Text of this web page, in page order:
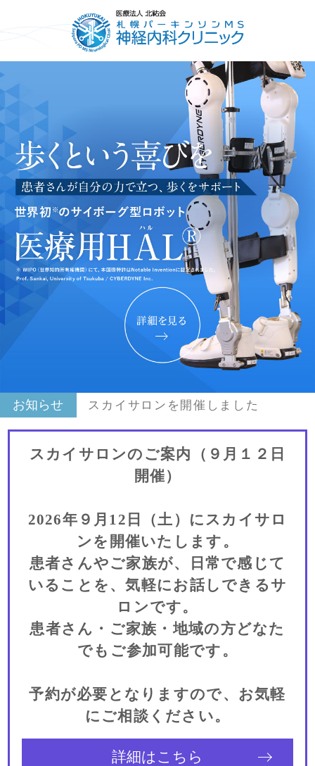
お知らせ スカイサロンを開催しました
ごあいさつ コンセプト
スカイサロンのご案内（９月１２日
開催）
2026年９月12日（土）にスカイサロ
ンを開催いたします。
患者さんやご家族が、日常で感じて
いることを、気軽にお話しできるサ
ロンです。
患者さん・ご家族・地域の方どなた
でもご参加可能です。
予約が必要となりますので、お気軽
にご相談ください。
詳細はこちら